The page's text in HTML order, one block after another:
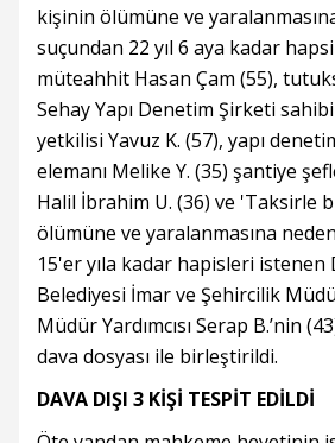
kişinin ölümüne ve
suçundan 22 yıl 6 aya kadar
müteahhit Hasan Çam (55),
Sehay Yapı Denetim Şirketi
yetkilisi Yavuz K. (57), yapı
elemanı Melike Y. (35) şantiye
Halil İbrahim U. (36) ve 'Taksirle
ölümüne ve yaralanmasına
15'er yıla kadar hapisleri
Belediyesi İmar ve Şehircilik
Müdür Yardımcısı Serap B.’nin
dava dosyası ile birleştirildi.
DAVA DIŞI 3 KİŞİ TESPİT EDİLDİ